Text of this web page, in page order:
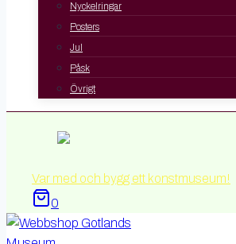
Nyckelringar
Posters
Jul
Påsk
Övrigt
Var med och bygg ett konstmuseum!
0